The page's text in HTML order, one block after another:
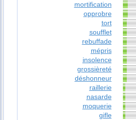
mortification
opprobre
tort
soufflet
rebuffade
mépris
insolence
grossièreté
déshonneur
raillerie
nasarde
moquerie
gifle